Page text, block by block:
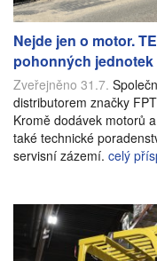
Nejde jen o motor.
pohonných jednotek
Zveřejněno 31.7.
distributorem značky
Kromě dodávek motorů
také technické
servisní zázemí. celý